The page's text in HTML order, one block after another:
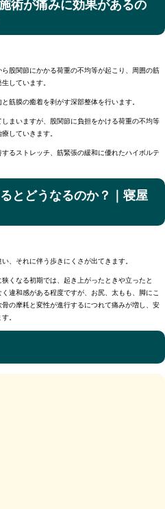
術が痛みに効果があるの
股関節にかかる荷重の不均等が起こり、周囲の筋
しています。
筋膜の癒着を剥がす深部整体を行います。
まいますが、股関節に負担をかける荷重の不均等
していきます。
るストレッチ、筋緊張の緩和に優れたハイボルテ
とどうなるのか？｜寝屋
、それに伴う歩きにくさが出てきます。
くなる初期では、起き上がったときや立ったと
違和感がある程度ですが、お尻、太もも、脚にこ
の摩耗と変性が進行するにつれて痛みが増し、安
。